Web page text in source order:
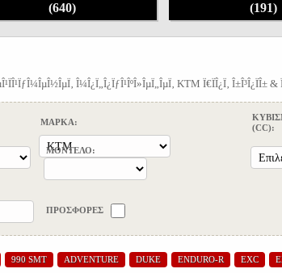
(640) (191)
Î¼Î¿Ï„Î¿ÏƒÎ¹ÎºÎ»ÎµÏ„ÎµÏ‚ KTM Ï€ÏÎ¿Ï‚ Î±Î³Î¿ÏÎ±
ΜΑΡΚΑ:
(CC):
ΜΟΝΤΕΛΟ:
ΠΡΟΣΦΟΡΕΣ
990 SMT ADVENTURE DUKE ENDURO-R EXC